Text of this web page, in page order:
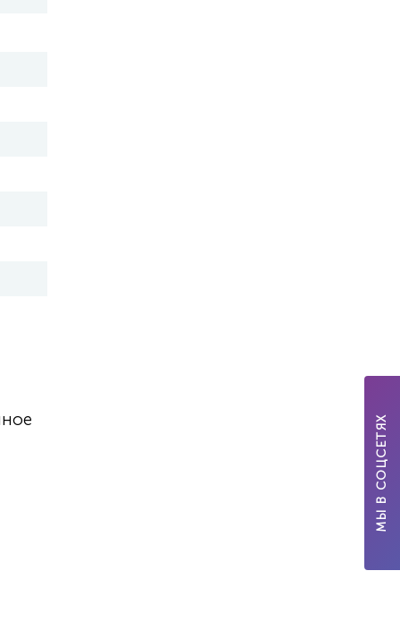
МЫ В СОЦСЕТЯХ